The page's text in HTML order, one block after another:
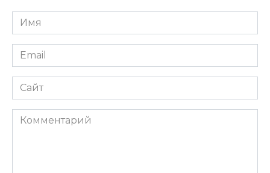
Имя
Email
Сайт
Комментарий